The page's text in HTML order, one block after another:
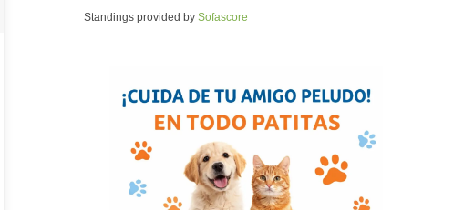
Standings provided by Sofascore